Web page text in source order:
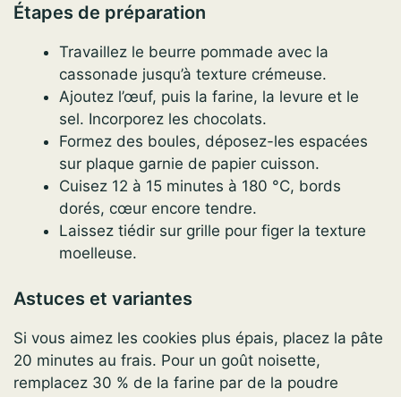
Étapes de préparation
Travaillez le beurre pommade avec la
cassonade jusqu’à texture crémeuse.
Ajoutez l’œuf, puis la farine, la levure et le
sel. Incorporez les chocolats.
Formez des boules, déposez-les espacées
sur plaque garnie de papier cuisson.
Cuisez 12 à 15 minutes à 180 °C, bords
dorés, cœur encore tendre.
Laissez tiédir sur grille pour figer la texture
moelleuse.
Astuces et variantes
Si vous aimez les cookies plus épais, placez la pâte
20 minutes au frais. Pour un goût noisette,
remplacez 30 % de la farine par de la poudre